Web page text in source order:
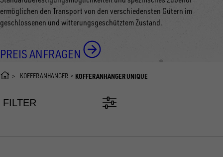
ermöglichen den Transport von den verschiedensten Gütern im
geschlossenen und witterungsgeschütztem Zustand.
PREIS ANFRAGEN
KOFFERANHÄNGER KOFFERANHÄNGER UNIQUE
FILTER